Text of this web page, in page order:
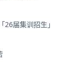
届集训招生」